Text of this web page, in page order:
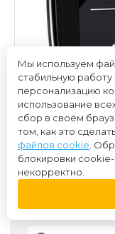
6 700 ₽
Мы используем
стабильную работу
персонализацию
использование
сбор в своём
том, как это
файлов cookie .
блокировки
некорректно.